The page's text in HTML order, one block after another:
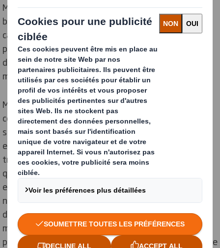
Morocco Gold en vente surinternets’est avérée être la
bonne. Morocco Gold admet qu’elle n’aurait pas pu être
capable d’atteindre ce succès sans le soutien de leurs
partenaires stratégiques clés, notamment sans celui
de DS Smith, entreprise experte de l’emballage dans le
monde.
Morocco Gold et DS Smith ont travaillé en étroite
collaboration pour concevoir une solution d'emballage
sur mesure, spécialement conçue pour répondre aux
exigences des ventes sur Internet. « Nous avons été
très impressionnés par les recherches approfondies
que les équipes DS Smith ont menées pour concilier les
exigences logistiques de la vente en ligne, y compris le
nombre de manipulations que subissent les produits
dans le cycle de vie du e-commerce (jusqu'à 50
manipulations), les attentes des clients lorsque les
produits sont livrés et la possibilité d'utiliser l'emballage